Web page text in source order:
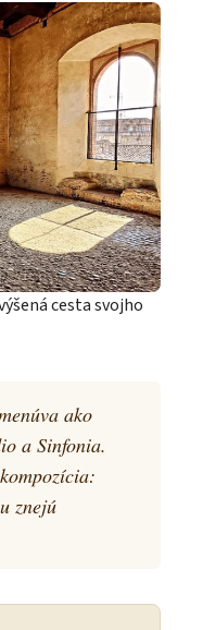
cesta svojho
ako
a Sinfonia.
znejú